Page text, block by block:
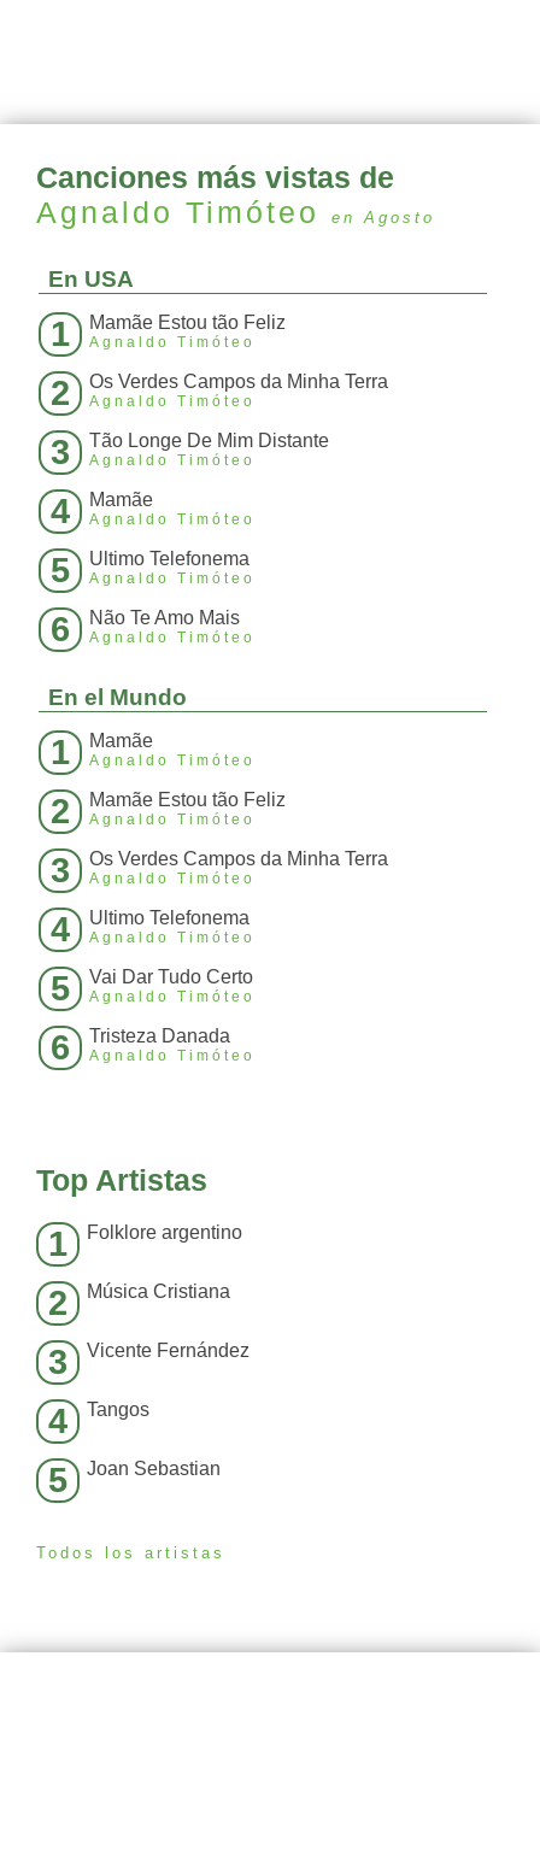
Canciones más vistas de
Agnaldo Timóteo
en Agosto
En USA
1 Mamãe Estou tão Feliz
Agnaldo Timóteo
2 Os Verdes Campos da Minha Terra
Agnaldo Timóteo
3 Tão Longe De Mim Distante
Agnaldo Timóteo
4 Mamãe
Agnaldo Timóteo
5 Ultimo Telefonema
Agnaldo Timóteo
6 Não Te Amo Mais
Agnaldo Timóteo
En el Mundo
1 Mamãe
Agnaldo Timóteo
2 Mamãe Estou tão Feliz
Agnaldo Timóteo
3 Os Verdes Campos da Minha Terra
Agnaldo Timóteo
4 Ultimo Telefonema
Agnaldo Timóteo
5 Vai Dar Tudo Certo
Agnaldo Timóteo
6 Tristeza Danada
Agnaldo Timóteo
Top Artistas
1 Folklore argentino
2 Música Cristiana
3 Vicente Fernández
4 Tangos
5 Joan Sebastian
Todos los artistas